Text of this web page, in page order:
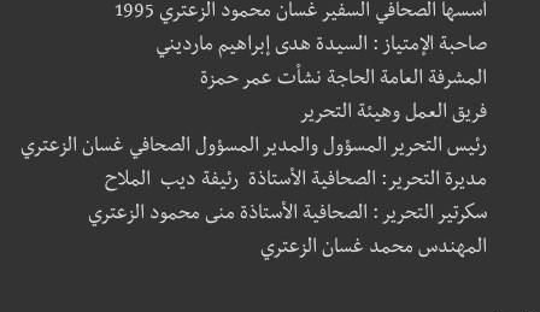
أسسها الصحافي السفير غسان محمود الزعتري 1995
صاحبة الإمتياز : السيدة هدى إبراهيم مارديني
المشرفة العامة الحاجة نشأت عمر حمزة
فريق العمل وهيئة التحرير
رئيس التحرير المسؤول والمدير المسؤول الصحافي غسان الزعتري
مديرة التحرير: الصحافية الأستاذة رئيفة ديب الملاح
سكرتير التحرير : الصحافية الأستاذة منى محمود الزعتري
المهندس محمد غسان الزعتري